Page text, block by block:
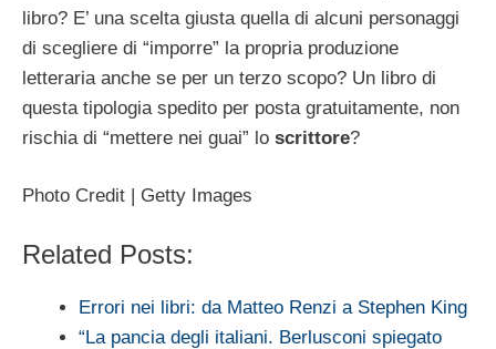
libro? E’ una scelta giusta quella di alcuni personaggi
di scegliere di “imporre” la propria produzione
letteraria anche se per un terzo scopo? Un libro di
questa tipologia spedito per posta gratuitamente, non
rischia di “mettere nei guai” lo scrittore?
Photo Credit | Getty Images
Related Posts:
Errori nei libri: da Matteo Renzi a Stephen King
“La pancia degli italiani. Berlusconi spiegato